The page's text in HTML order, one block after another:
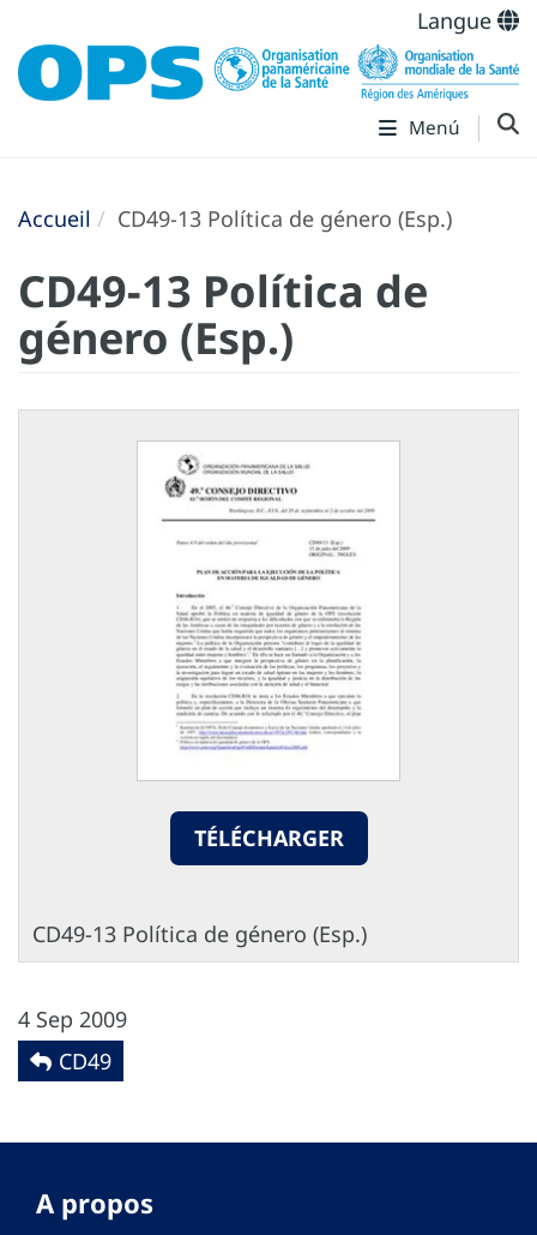
Langue
Menú
Accueil CD49-13 Política de género (Esp.)
CD49-13 Política de
género (Esp.)
TÉLÉCHARGER
CD49-13 Política de género (Esp.)
4 Sep 2009
CD49
A propos